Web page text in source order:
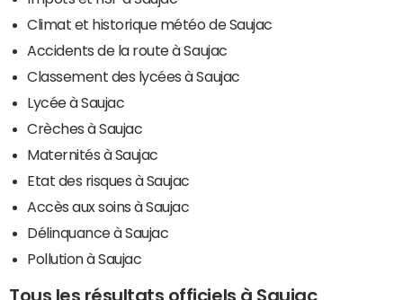
Climat et historique météo de Saujac
Accidents de la route à Saujac
Classement des lycées à Saujac
Lycée à Saujac
Crèches à Saujac
Maternités à Saujac
Etat des risques à Saujac
Accès aux soins à Saujac
Délinquance à Saujac
Pollution à Saujac
Tous les résultats officiels à Saujac